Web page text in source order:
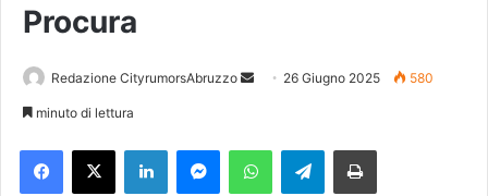
Procura
Redazione CityrumorsAbruzzo
a
26 Giugno 2025 580
minuto di lettura
Telegram